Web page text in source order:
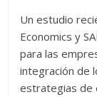
Un estudio
Economics y
para las
integración de
estrategias de